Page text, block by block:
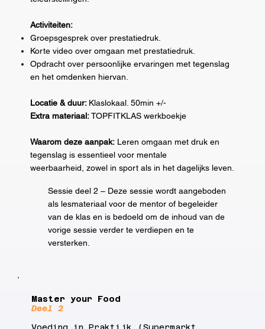
Activiteiten:
Groepsgesprek over prestatiedruk.
Korte video over omgaan met prestatiedruk.
Opdracht over persoonlijke ervaringen met tegenslag
en het omdenken hiervan.
Locatie & duur: Klaslokaal. 50min +/-
Extra materiaal:TOPFITKLAS werkboekje
Waarom deze aanpak: Leren omgaan met druk en
tegenslag is essentieel voor mentale
weerbaarheid, zowel in sport als in het dagelijks leven.
Sessie deel 2 – Deze sessie wordt aangeboden
als lesmateriaal voor de mentor of begeleider
van de klas en is bedoeld om de inhoud van de
vorige sessie verder te verdiepen en te
versterken.
Master your Food
Deel 2